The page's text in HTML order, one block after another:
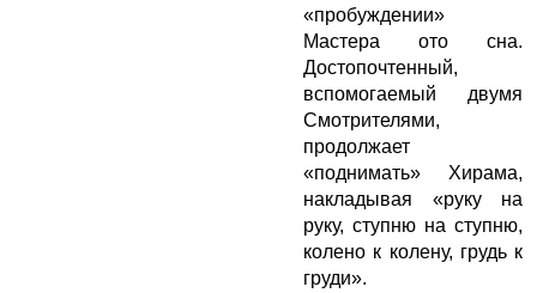
«пробуждении»
Мастера ото сна.
Достопочтенный,
вспомогаемый двумя
Смотрителями,
продолжает
«поднимать» Хирама,
накладывая «руку на
руку, ступню на ступню,
колено к колену, грудь к
груди».